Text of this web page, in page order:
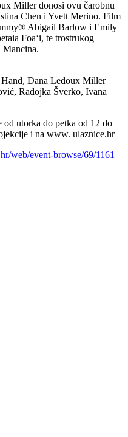
Miller donosi ovu čarobnu
Chen i Yvett Merino. Film
Abigail Barlow i Emily
Foa‘i, te trostrukog
Dana Ledoux Miller
Radojka Šverko, Ivana
od utorka do petka od 12 do
i na www. ulaznice.hr
web/event-browse/69/1161